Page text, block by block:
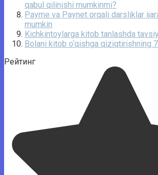
qabul qilinishi mumkinmi?
Payme va Paynet orqali darsliklar
mumkin
Kichkintoylarga kitob tanlashda
Bolani kitob o‘qishga qiziqtirishning
Рейтинг